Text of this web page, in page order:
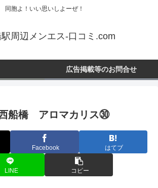
同胞よ！いい思いしよーぜ！
周辺メンエス-口コミ.com
広告掲載等のお問合せ
船橋 アロマカリス㉚
Facebook はてブ
LINE コピー